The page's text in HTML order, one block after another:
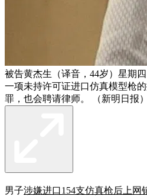
被告黄杰生（译音，44岁）星期
一项未持许可证进口仿真模型枪
罪，也会聘请律师。 （新明日报）
男子涉嫌进口154支仿真枪后上网